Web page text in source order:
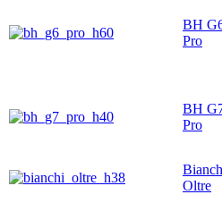
BH
Pro
BH
Pro
Oltre